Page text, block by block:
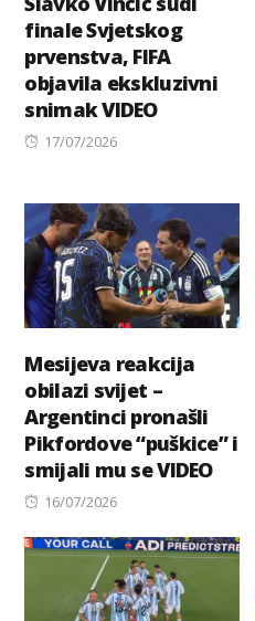
finale Svjetskog
prvenstva, FIFA
objavila ekskluzivni
snimak VIDEO
Posted
17/07/2026
Mesijeva reakcija
obilazi svijet –
Argentinci pronašli
Pikfordove “puškice” i
smijali mu se VIDEO
Posted
16/07/2026